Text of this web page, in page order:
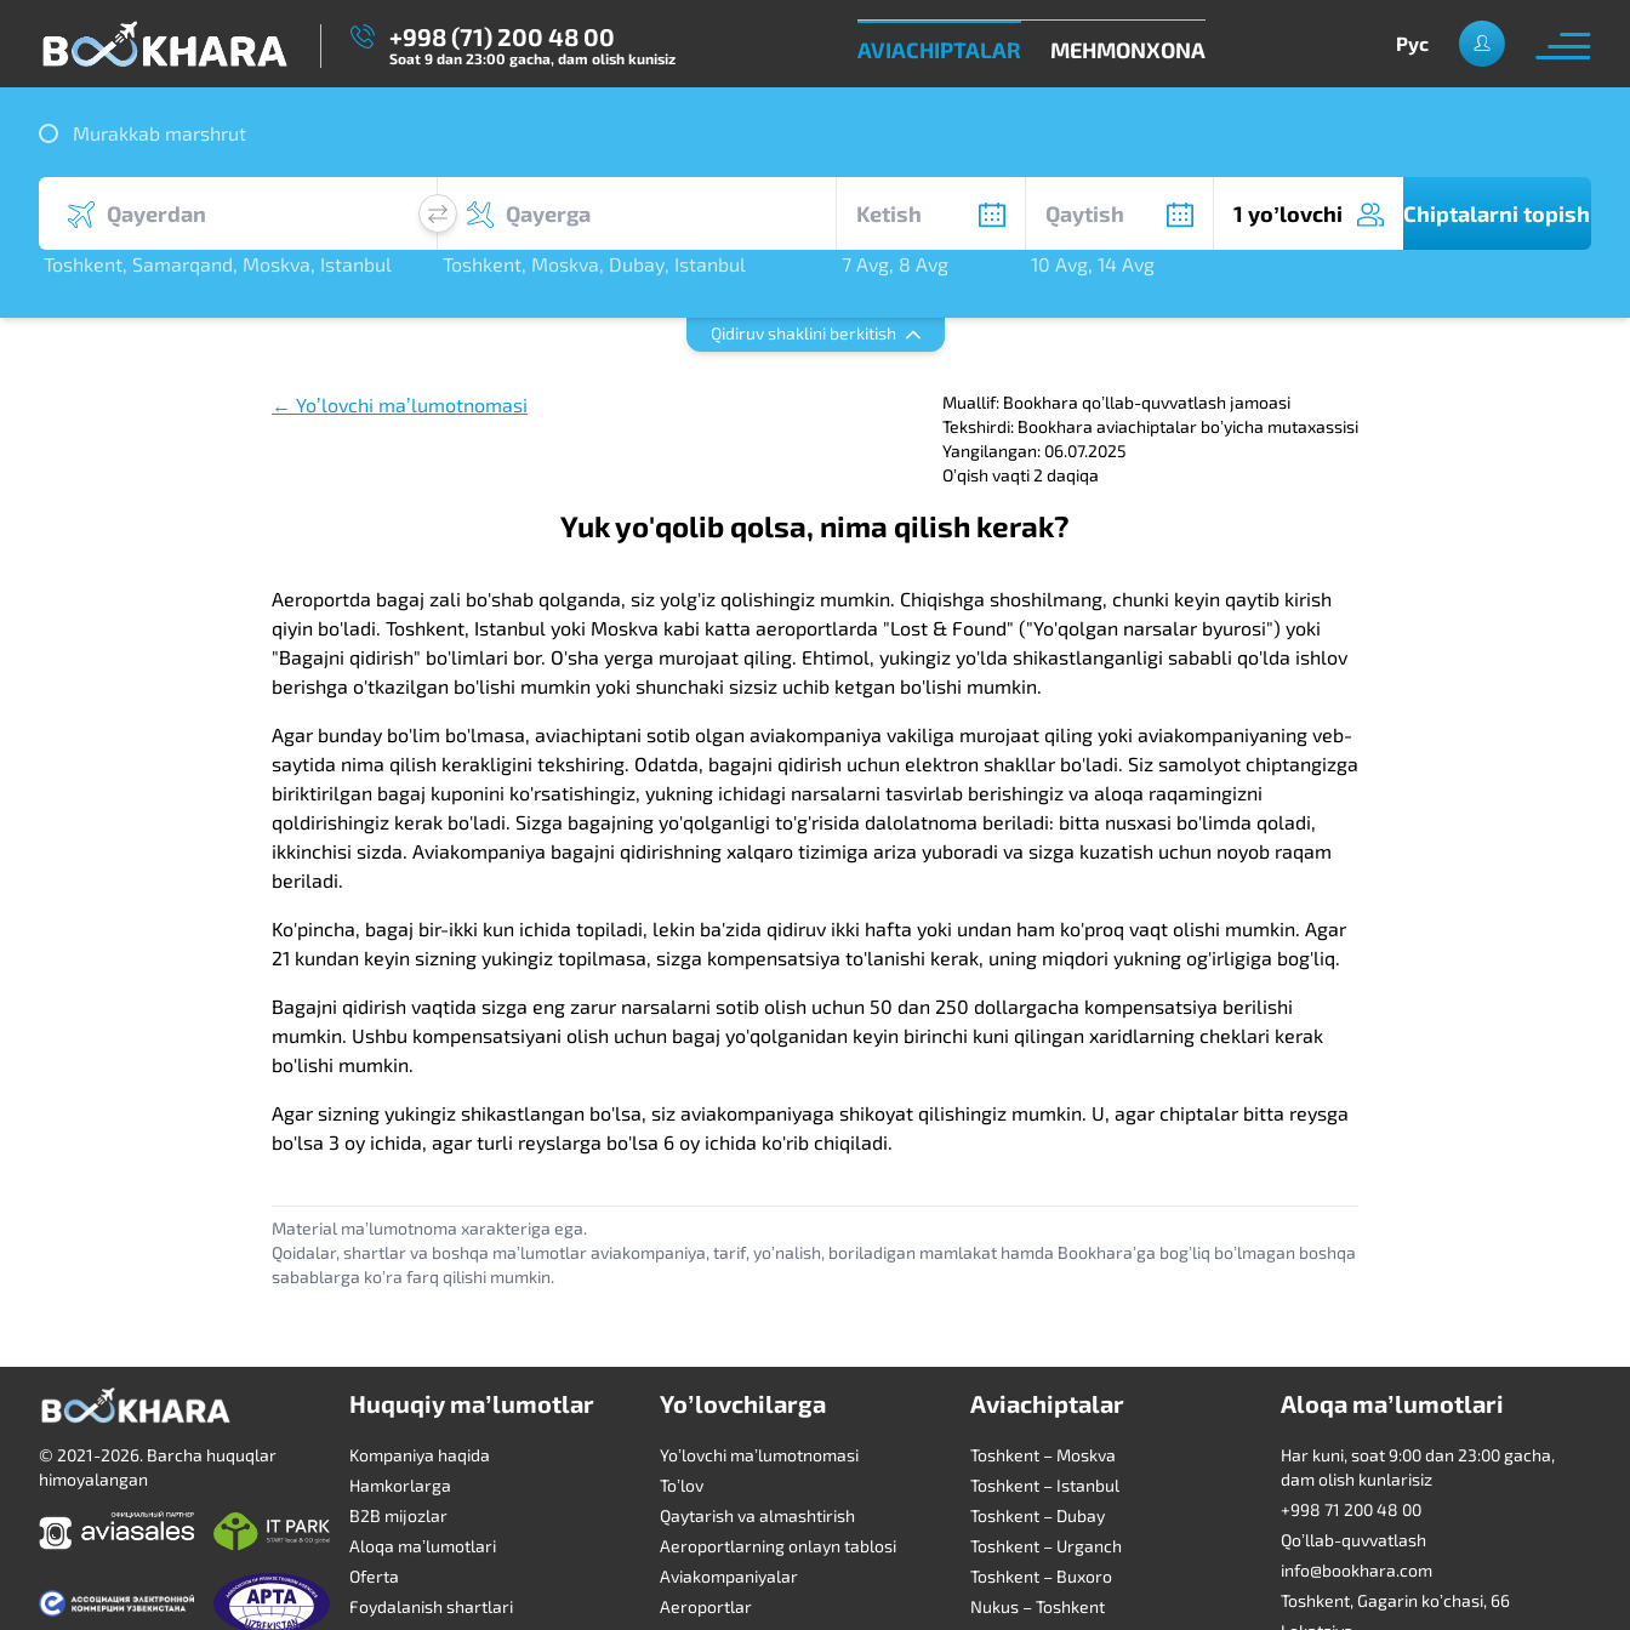
+998 (71) 200 48 00
Soat 9 dan 23:00 gacha, dam olish kunisiz AVIACHIPTALAR MEHMONXONA Рус
Murakkab marshrut
Toshkent, Samarqand, Moskva, Istanbul
Toshkent, Moskva, Dubay, Istanbul
7 Avg, 8 Avg 10 Avg, 14 Avg
1 yoʼlovchi Chiptalarni topish
Qidiruv shaklini berkitish
← Yoʼlovchi maʼlumotnomasi
Muallif: Bookhara qoʼllab-quvvatlash jamoasi
Tekshirdi: Bookhara aviachiptalar boʼyicha mutaxassisi
Yangilangan: 06.07.2025
Oʼqish vaqti 2 daqiqa
Yuk yo'qolib qolsa, nima qilish kerak?
Aeroportda bagaj zali bo'shab qolganda, siz yolg'iz qolishingiz mumkin. Chiqishga shoshilmang, chunki keyin qaytib kirish
qiyin bo'ladi. Toshkent, Istanbul yoki Moskva kabi katta aeroportlarda "Lost & Found" ("Yo'qolgan narsalar byurosi") yoki
"Bagajni qidirish" bo'limlari bor. O'sha yerga murojaat qiling. Ehtimol, yukingiz yo'lda shikastlanganligi sababli qo'lda ishlov
berishga o'tkazilgan bo'lishi mumkin yoki shunchaki sizsiz uchib ketgan bo'lishi mumkin.
Agar bunday bo'lim bo'lmasa, aviachiptani sotib olgan aviakompaniya vakiliga murojaat qiling yoki aviakompaniyaning veb-
saytida nima qilish kerakligini tekshiring. Odatda, bagajni qidirish uchun elektron shakllar bo'ladi. Siz samolyot chiptangizga
biriktirilgan bagaj kuponini ko'rsatishingiz, yukning ichidagi narsalarni tasvirlab berishingiz va aloqa raqamingizni
qoldirishingiz kerak bo'ladi. Sizga bagajning yo'qolganligi to'g'risida dalolatnoma beriladi: bitta nusxasi bo'limda qoladi,
ikkinchisi sizda. Aviakompaniya bagajni qidirishning xalqaro tizimiga ariza yuboradi va sizga kuzatish uchun noyob raqam
beriladi.
Ko'pincha, bagaj bir-ikki kun ichida topiladi, lekin ba'zida qidiruv ikki hafta yoki undan ham ko'proq vaqt olishi mumkin. Agar
21 kundan keyin sizning yukingiz topilmasa, sizga kompensatsiya to'lanishi kerak, uning miqdori yukning og'irligiga bog'liq.
Bagajni qidirish vaqtida sizga eng zarur narsalarni sotib olish uchun 50 dan 250 dollargacha kompensatsiya berilishi
mumkin. Ushbu kompensatsiyani olish uchun bagaj yo'qolganidan keyin birinchi kuni qilingan xaridlarning cheklari kerak
bo'lishi mumkin.
Agar sizning yukingiz shikastlangan bo'lsa, siz aviakompaniyaga shikoyat qilishingiz mumkin. U, agar chiptalar bitta reysga
bo'lsa 3 oy ichida, agar turli reyslarga bo'lsa 6 oy ichida ko'rib chiqiladi.
Material maʼlumotnoma xarakteriga ega.
Qoidalar, shartlar va boshqa maʼlumotlar aviakompaniya, tarif, yoʼnalish, boriladigan mamlakat hamda Bookharaʼga bogʼliq boʼlmagan boshqa
sabablarga koʼra farq qilishi mumkin.
© 2021-2026. Barcha huquqlar
himoyalangan
Huquqiy maʼlumotlar
Kompaniya haqida
Hamkorlarga
B2B mijozlar
Aloqa maʼlumotlari
Oferta
Foydalanish shartlari
Yoʼlovchilarga
Yoʼlovchi maʼlumotnomasi
Toʼlov
Qaytarish va almashtirish
Aeroportlarning onlayn tablosi
Aviakompaniyalar
Aeroportlar
Aviachiptalar
Toshkent – Moskva
Toshkent – Istanbul
Toshkent – Dubay
Toshkent – Urganch
Toshkent – Buxoro
Nukus – Toshkent
Aloqa maʼlumotlari
Har kuni, soat 9:00 dan 23:00 gacha,
dam olish kunlarisiz
+998 71 200 48 00
Qoʼllab-quvvatlash
info@bookhara.com
Toshkent, Gagarin koʼchasi, 66